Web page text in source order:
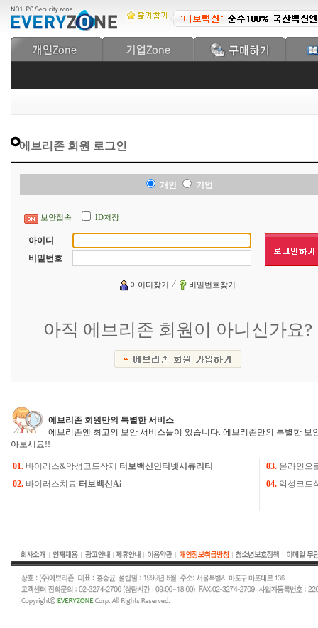
에브리존 회원 로그인
개인 기업
보안접속 ID저장
아이디
비밀번호
아이디찾기 비밀번호찾기
아직 에브리존 회원이 아니신가요?
에브리존 회원만의 특별한 서비스
에브리존엔 최고의 보안 서비스들이 있습니다. 에브리존만의 특별한 보
아보세요!!
01. 바이러스&악성코드삭제 터보백신인터넷시큐리티 03. 온라인으
02. 바이러스치료 터보백신Ai 04. 악성코드